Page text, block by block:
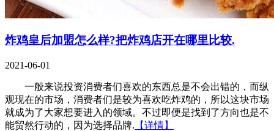
炸鸡皇后加盟怎么样?把炸鸡店开在哪里比较.
2021-06-01
一般来说投资消费者们喜欢的东西总是不会出错的，而纵
观现在的市场，消费者们是较为喜欢吃炸鸡的，所以这块市场
就成为了大家想要进入的领域。不过即便是找到了方向也是不
能贸然行动的，因为选择品牌. 【详情】